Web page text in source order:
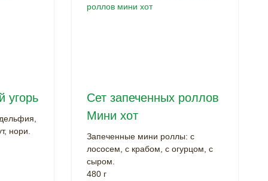
угорь
нори.
Сет запеченных роллов
Мини хот
Запеченные мини роллы: с
лососем, с крабом, с огурцом, с
сыром.
480 г